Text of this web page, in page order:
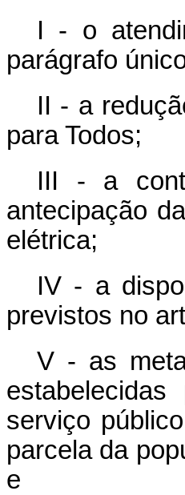
I - o
parágrafo
II - a
para Todos;
III - a
antecipação
elétrica;
IV - a
previstos no
V - as
serviço
parcela da
e